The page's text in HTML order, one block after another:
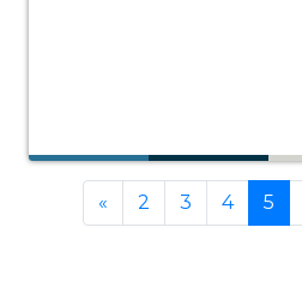
«Anterior
2 3 4 5